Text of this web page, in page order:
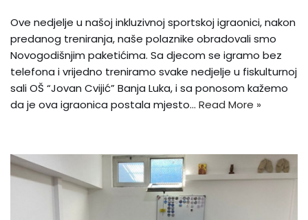
Ove nedjelje u našoj inkluzivnoj sportskoj igraonici, nakon
predanog treniranja, naše polaznike obradovali smo
Novogodišnjim paketićima. Sa djecom se igramo bez
telefona i vrijedno treniramo svake nedjelje u fiskulturnoj
sali OŠ “Jovan Cvijić” Banja Luka, i sa ponosom kažemo
da je ova igraonica postala mjesto… Read More »